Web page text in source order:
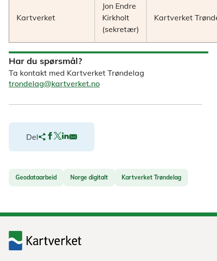
Kartverket
Jon Endre
Kirkholt
(sekretær)
Kartverket
Har du spørsmål?
Ta kontakt med Kartverket Trøndelag
trondelag@kartverket.no
Del
Geodataarbeid Norge digitalt Kartverket Trøndelag